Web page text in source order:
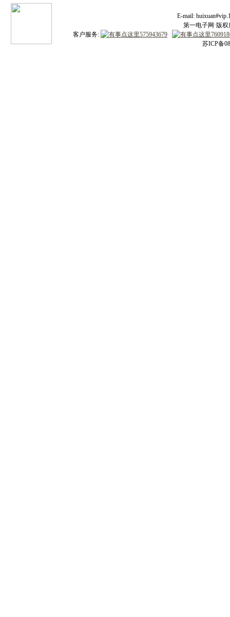
E-mail:
第一电子网·版权
客户服务:
苏ICP备